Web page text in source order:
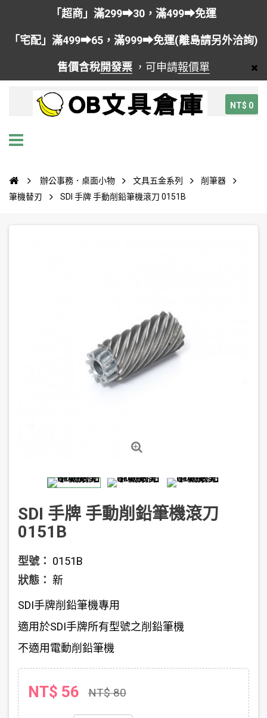
「超商」滿299➡30，滿499➡免運
「宅配」滿499➡65，滿999➡免運(離島請另外洽詢)
售價含稅開發票 ，可申請報價單
NT$ 0
辦公事務．桌面小物 文具五金系列
削筆器
筆機替刃
SDI 手牌 手動削鉛筆機滾刀 0151B
SDI 手牌 手動削鉛筆機滾刀
0151B
型號： 0151B
狀態： 新
SDI手牌削鉛筆機專用
適用於SDI手牌所有型號之削鉛筆機
不適用電動削鉛筆機
NT$ 56 NT$ 80